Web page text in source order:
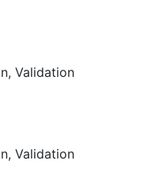
Validation
Validation